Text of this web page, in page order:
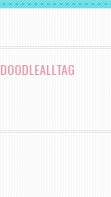
DOODLEALLTAG